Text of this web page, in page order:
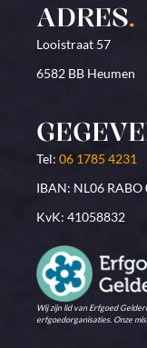
ADRES.
Looistraat 57
6582 BB Heumen
Tel: 06 1785 4231
IBAN: NL06 RABO
KvK: 41058832
Wij zijn lid van Erfgoed
erfgoedorganisaties. Onze